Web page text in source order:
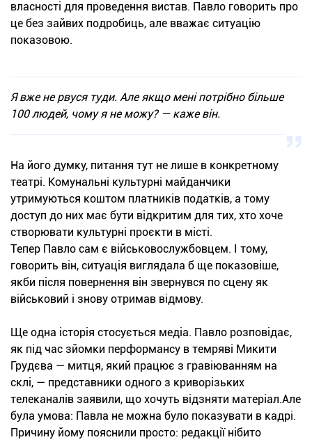
власності для проведення вистав. Павло говорить про
це без зайвих подробиць, але вважає ситуацію
показовою.
Я вже не рвуся туди. Але якщо мені потрібно більше
100 людей, чому я не можу? — каже він.
На його думку, питання тут не лише в конкретному
театрі. Комунальні культурні майданчики
утримуються коштом платників податків, а тому
доступ до них має бути відкритим для тих, хто хоче
створювати культурні проєкти в місті.
Тепер Павло сам є військовослужбовцем. І тому,
говорить він, ситуація виглядала б ще показовіше,
якби після повернення він звернувся по сцену як
військовий і знову отримав відмову.
Ще одна історія стосується медіа. Павло розповідає,
як під час зйомки перформансу в темряві Микити
Грудєва — митця, який працює з гравіюванням на
склі, — представники одного з криворізьких
телеканалів заявили, що хочуть відзняти матеріал.Але
була умова: Павла не можна було показувати в кадрі.
Причину йому пояснили просто: редакції нібито